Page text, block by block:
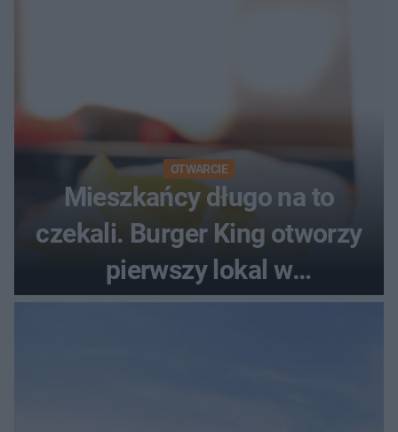
OTWARCIE
Mieszkańcy długo na to
czekali. Burger King otworzy
pierwszy lokal w
województwie podlaskim